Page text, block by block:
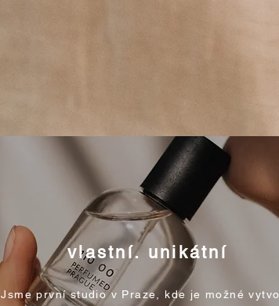
vlastní. unikátní
Jsme první studio v Praze, kde je možné